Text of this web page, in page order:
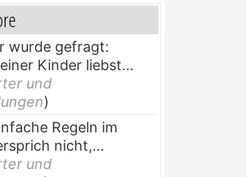
wurde gefragt:
Kinder liebst...
und
)
Regeln im
nicht,...
und